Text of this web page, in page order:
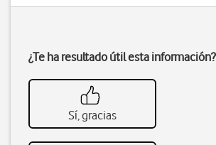
¿Te ha resultado útil esta información?
Sí, gracias